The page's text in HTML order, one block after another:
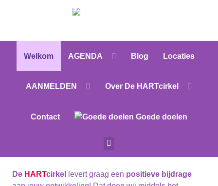
Welkom AGENDA Blog Locaties
AANMELDEN Over De HARTcirkel
Contact Goede doelen
De HARTcirkel levert graag een positieve bijdrage